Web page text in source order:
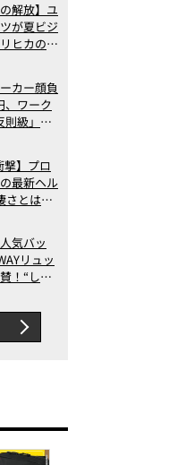
解放】ユ
が夏ビジ
ヒカの透
カー顔負
、ワーク
則級」凄
）
撃】プロ
最新ヘル
さとは？
気バッ
リュッ
！“しご